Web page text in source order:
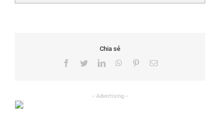
Chia sẻ
Facebook
TwitterLinkedInWhatsApp
PinterestEmail